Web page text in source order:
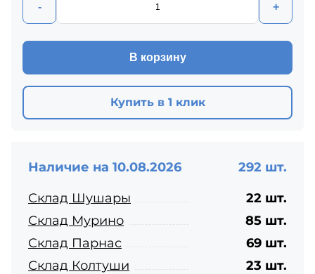
- +
В корзину
Купить в 1 клик
Наличие на 10.08.2026
292 шт.
Склад Шушары
22 шт.
Склад Мурино
85 шт.
Склад Парнас
69 шт.
Склад Колтуши
23 шт.